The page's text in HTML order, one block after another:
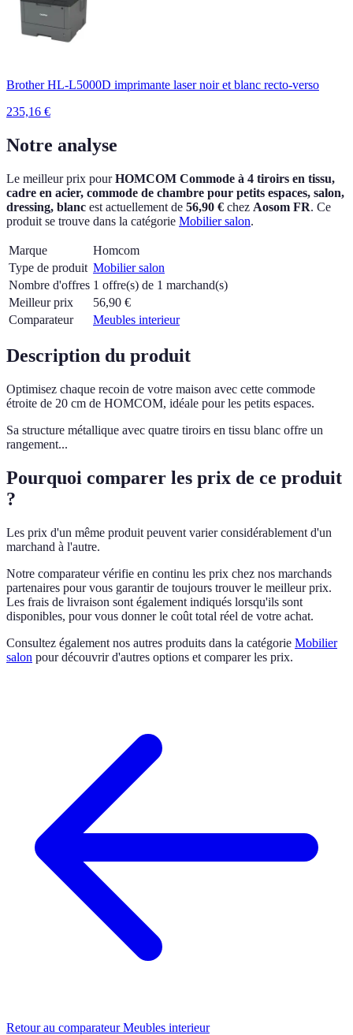
Brother HL-L5000D imprimante laser noir et blanc recto-verso
235,16 €
Notre analyse
Le meilleur prix pourHOMCOM Commode à 4 tiroirs en tissu,
cadre en acier, commode de chambre pour petits espaces, salon,
dressing, blanc est actuellement de 56,90 € chez Aosom FR. Ce
produit se trouve dans la catégorie Mobilier salon.
Marque
Homcom
Type de produit Mobilier salon
Nombre d'offres 1 offre(s) de 1 marchand(s)
Meilleur prix
56,90 €
Comparateur
Meubles interieur
Description du produit
Optimisez chaque recoin de votre maison avec cette commode
étroite de 20 cm de HOMCOM, idéale pour les petits espaces.
Sa structure métallique avec quatre tiroirs en tissu blanc offre un
rangement...
Pourquoi comparer les prix de ce produit
?
Les prix d'un même produit peuvent varier considérablement d'un
marchand à l'autre.
Notre comparateur vérifie en continu les prix chez nos marchands
partenaires pour vous garantir de toujours trouver le meilleur prix.
Les frais de livraison sont également indiqués lorsqu'ils sont
disponibles, pour vous donner le coût total réel de votre achat.
Consultez également nos autres produits dans la catégorie Mobilier
salon pour découvrir d'autres options et comparer les prix.
Retour au comparateur Meubles interieur